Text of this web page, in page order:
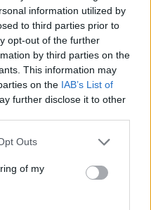
information utilized by
to third parties prior to
opt-out of the further
by third parties on the
This information may
on the IAB’s List of
further disclose it to other
Outs
of my